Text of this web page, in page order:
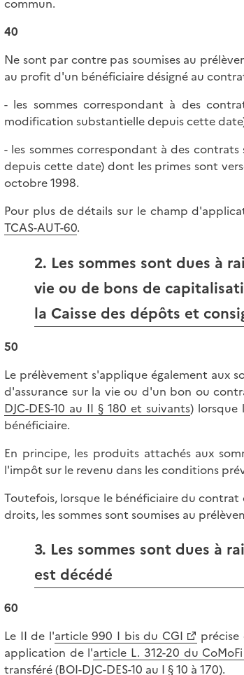
40
Ne sont par contre pas soumises au
au profit d'un bénéficiaire désigné au
- les sommes correspondant à des
modification substantielle depuis cette
- les sommes correspondant à des
depuis cette date) dont les primes sont
octobre 1998.
Pour plus de détails sur le champ
TCAS-AUT-60.
2. Les sommes sont dues à
vie ou de bons de
la Caisse des dépôts et
50
Le prélèvement s'applique également aux
d'assurance sur la vie ou d'un bon ou
DJC-DES-10 au II § 180 et suivants) lorsque
bénéficiaire.
En principe, les produits attachés aux
l'impôt sur le revenu dans les conditions
Toutefois, lorsque le bénéficiaire du contrat
droits, les sommes sont soumises au
3. Les sommes sont dues à
est décédé
60
Le II de l'article 990 I bis du CGI
application de l'article L. 312-20 du CoMoFi
transféré (BOI-DJC-DES-10 au I § 10 à 170).